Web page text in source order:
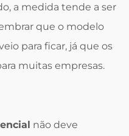
a medida tende a ser
que o modelo
para ficar, já que os
muitas empresas.
não deve